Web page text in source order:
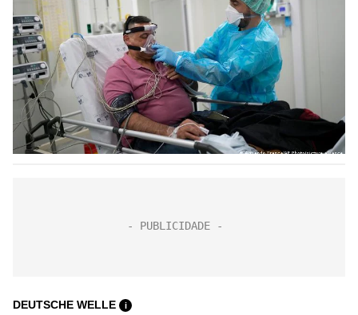
DEUTSCHE WELLE i